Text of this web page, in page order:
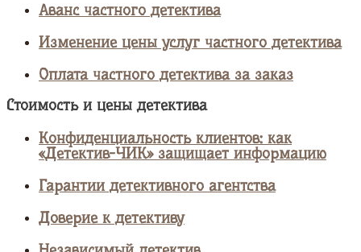
Аванс частного детектива
Изменение цены услуг частного детектива
Оплата частного детектива за заказ
Стоимость и цены детектива
Конфиденциальность клиентов: как
«Детектив-ЧИК» защищает информацию
Гарантии детективного агентства
Доверие к детективу